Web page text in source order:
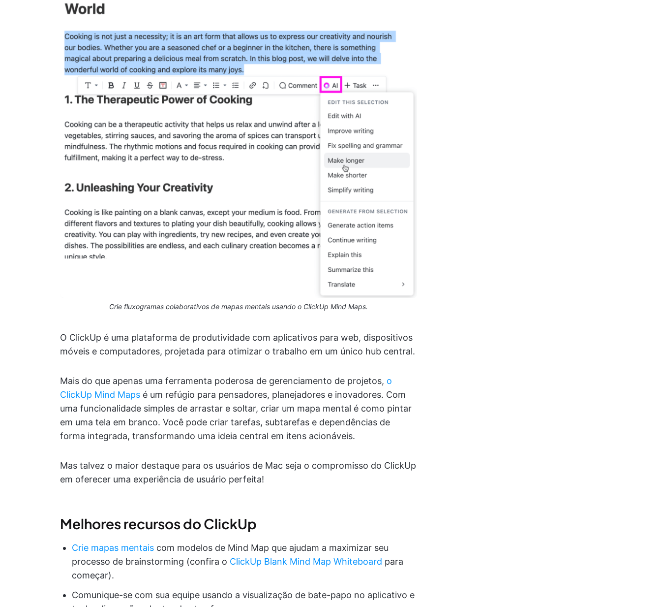
Crie fluxogramas colaborativos de mapas mentais usando o ClickUp Mind Maps.
O ClickUp é uma plataforma de produtividade com aplicativos para web, dispositivos
móveis e computadores, projetada para otimizar o trabalho em um único hub central.
Mais do que apenas uma ferramenta poderosa de gerenciamento de projetos, o
ClickUp Mind Maps é um refúgio para pensadores, planejadores e inovadores. Com
uma funcionalidade simples de arrastar e soltar, criar um mapa mental é como pintar
em uma tela em branco. Você pode criar tarefas, subtarefas e dependências de
forma integrada, transformando uma ideia central em itens acionáveis.
Mas talvez o maior destaque para os usuários de Mac seja o compromisso do ClickUp
em oferecer uma experiência de usuário perfeita!
Melhores recursos do ClickUp
Crie mapas mentais com modelos de Mind Map que ajudam a maximizar seu
processo de brainstorming (confira o ClickUp Blank Mind Map Whiteboard para
começar).
Comunique-se com sua equipe usando a visualização de bate-papo no aplicativo e